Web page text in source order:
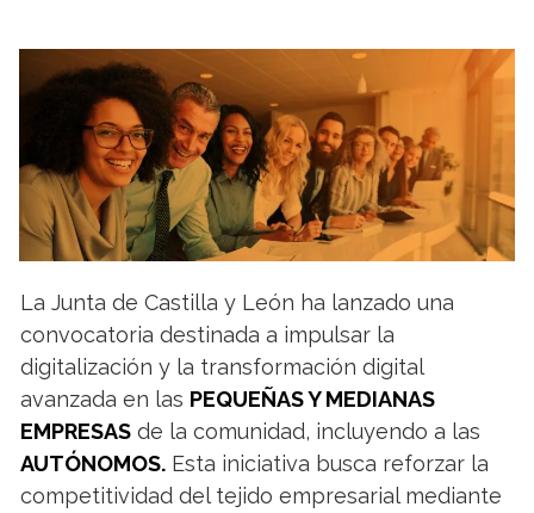
La Junta de Castilla y León ha lanzado una
convocatoria destinada a impulsar la
digitalización y la transformación digital
avanzada en las PEQUEÑAS Y MEDIANAS
EMPRESAS de la comunidad, incluyendo a las
AUTÓNOMOS. Esta iniciativa busca reforzar la
competitividad del tejido empresarial mediante